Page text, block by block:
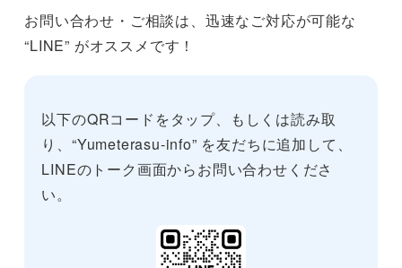
お問い合わせ・ご相談は、迅速なご対応が可能な
“LINE” がオススメです！
以下のQRコードをタップ、もしくは読み取
り、“Yumeterasu-info” を友だちに追加して、
LINEのトーク画面からお問い合わせくださ
い。